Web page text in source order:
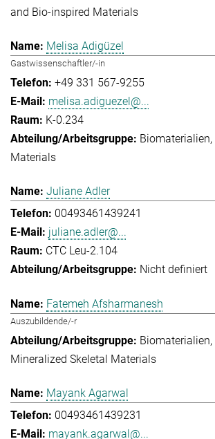
and Bio-inspired Materials
Melisa Adigüzel
Gastwissenschaftler/-in
+49 331 567-9255
melisa.adiguezel@...
K-0.234
Biomaterialien
Materials
Juliane Adler
00493461439241
juliane.adler@...
CTC Leu-2.104
Nicht definiert
Fatemeh Afsharmanesh
Auszubildende/-r
Biomaterialien
Mineralized Skeletal Materials
Mayank Agarwal
00493461439231
mayank.agarwal@...